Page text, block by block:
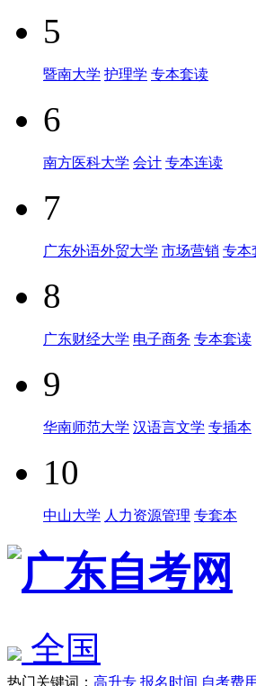
5
暨南大学 护理学 专本套读
6
南方医科大学 会计 专本连读
7
广东外语外贸大学 市场营销 专本
8
广东财经大学 电子商务 专本套读
9
华南师范大学 汉语言文学 专插本
10
中山大学 人力资源管理 专套本
全国
热门关键词： 高升专 报名时间 自考费用